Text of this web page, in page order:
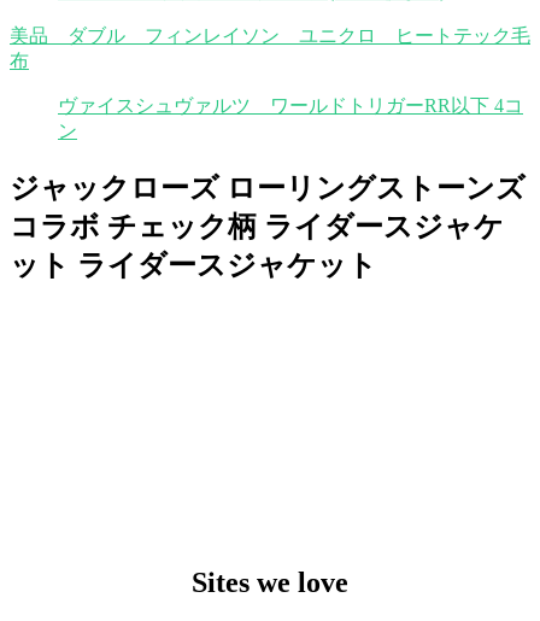
美品 ダブル フィンレイソン ユニクロ ヒートテック毛
布
ヴァイスシュヴァルツ ワールドトリガーRR以下 4コ
ン
ジャックローズ ローリングストーンズ
コラボ チェック柄 ライダースジャケ
ット ライダースジャケット
Sites we love